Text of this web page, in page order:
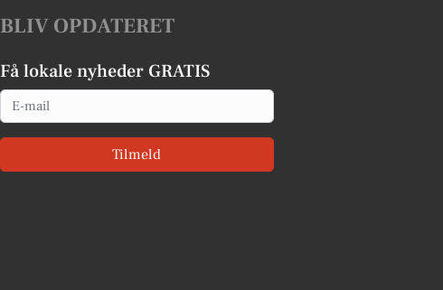
BLIV OPDATERET
Få lokale nyheder GRATIS
Email
Tilmeld